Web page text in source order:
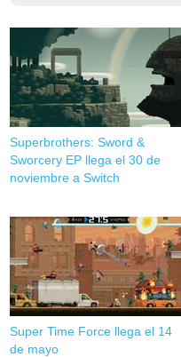
Superbrothers: Sword &
Sworcery EP llega el 30 de
noviembre a Switch
Super Time Force llega el 14
de mayo